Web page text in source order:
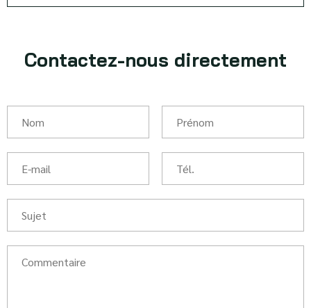
Contactez-nous directement